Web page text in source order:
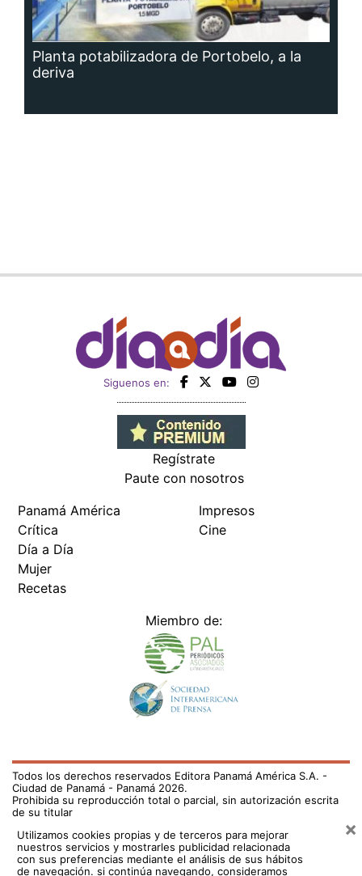
Planta potabilizadora de Portobelo, a la
deriva
Siguenos en:
Regístrate
Paute con nosotros
Panamá América
Crítica
Día a Día
Mujer
Recetas
Impresos
Cine
Miembro de:
Todos los derechos reservados Editora Panamá América S.A. -
Ciudad de Panamá - Panamá 2026.
Prohibida su reproducción total o parcial, sin autorización escrita
de su titular
Utilizamos cookies propias y de terceros para mejorar
nuestros servicios y mostrarles publicidad relacionada
con sus preferencias mediante el análisis de sus hábitos
de navegación. si continúa navegando, consideramos
×